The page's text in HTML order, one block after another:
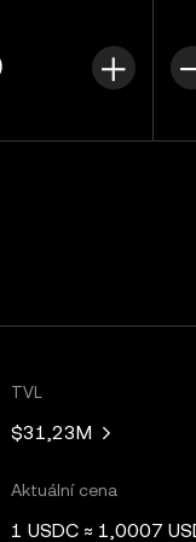
TVL
$31,23M
Aktuální cena
1 USDC ≈ 1,0007